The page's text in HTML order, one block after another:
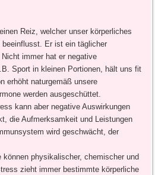
Reiz, welcher unser körperliches
Er ist ein täglicher
immer hat er negative
Sport in kleinen Portionen, hält uns fit
erhöht naturgemäß unsere
werden ausgeschüttet.
kann aber negative Auswirkungen
die Aufmerksamkeit und Leistungen
wird geschwächt, der
physikalischer, chemischer und
zieht immer bestimmte körperliche